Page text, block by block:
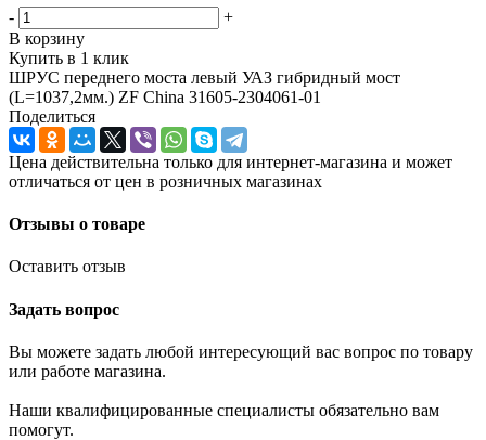
-
+
В корзину
Купить в 1 клик
ШРУС переднего моста левый УАЗ гибридный мост
(L=1037,2мм.) ZF China 31605-2304061-01
Поделиться
Цена действительна только для интернет-магазина и может
отличаться от цен в розничных магазинах
Отзывы о товаре
Оставить отзыв
Задать вопрос
Вы можете задать любой интересующий вас вопрос по товару
или работе магазина.
Наши квалифицированные специалисты обязательно вам
помогут.